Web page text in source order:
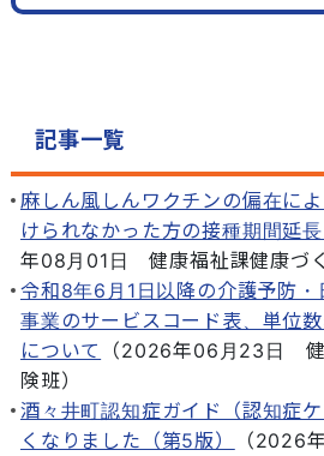
記事一覧
麻しん風しんワクチンの偏在に
けられなかった方の接種期間延
年08月01日
健康福祉課健康づ
令和8年6月1日以降の介護予防・
事業のサービスコード表、単位
について
（2026年06月23日
険班）
酒々井町認知症ガイド（認知症
くなりました（第5版）
（2026